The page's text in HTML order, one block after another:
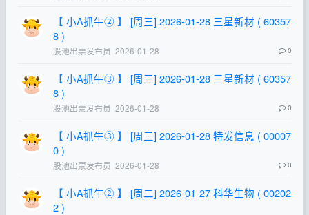
【 小A抓牛② 】 [周三] 2026-01-28 三星新材 ( 60357
8 )
股池出票发布员 2026-01-28 0
【 小A抓牛③ 】 [周三] 2026-01-28 三星新材 ( 60357
8 )
股池出票发布员 2026-01-28 0
【 小A抓牛③ 】 [周三] 2026-01-28 特发信息 ( 00007
0 )
股池出票发布员 2026-01-28 0
【 小A抓牛② 】 [周二] 2026-01-27 科华生物 ( 00202
2 )